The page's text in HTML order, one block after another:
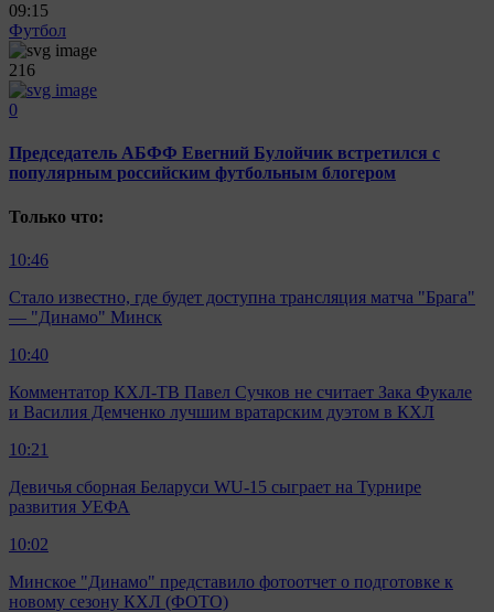
09:15
Футбол
216
0
Председатель АБФФ Евегний Булойчик встретился с
популярным российским футбольным блогером
Только что:
10:46
Стало известно, где будет доступна трансляция матча "Брага"
— "Динамо" Минск
10:40
Комментатор КХЛ-ТВ Павел Сучков не считает Зака Фукале
и Василия Демченко лучшим вратарским дуэтом в КХЛ
10:21
Девичья сборная Беларуси WU-15 сыграет на Турнире
развития УЕФА
10:02
Минское "Динамо" представило фотоотчет о подготовке к
новому сезону КХЛ (ФОТО)